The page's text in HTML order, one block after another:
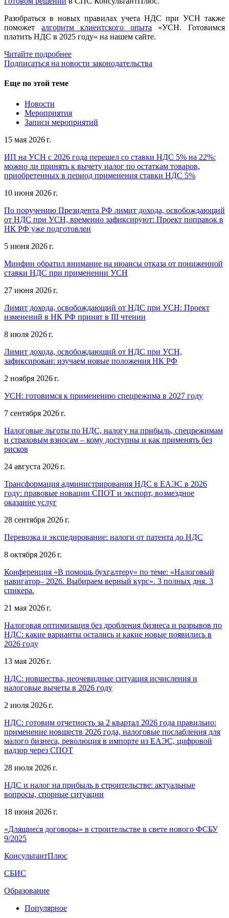
Разобраться в новых правилах учета НДС при УСН также
поможет алгоритм клиентского опыта «УСН. Готовимся
платить НДС в 2025 году» на нашем сайте.
Читайте подробнее
Подписаться на новости законодательства
Еще по этой теме
Новости
Мероприятия
Записи мероприятий
15 мая 2026 г.
ИП на УСН с 2026 года перешел со ставки НДС 5% на 22%:
можно ли принять к вычету налог по остаткам товаров,
приобретенных в период применения ставки НДС 5%
10 июня 2026 г.
По поручению Президента РФ лимит дохода, освобождающий
от НДС при УСН, временно зафиксируют: Проект поправок в
НК РФ уже подготовлен
5 июня 2026 г.
Минфин обратил внимание на нюансы отказа от пониженной
ставки НДС при применении УСН
27 июня 2026 г.
Лимит дохода, освобождающий от НДС при УСН: Проект
изменений в НК РФ принят в III чтении
8 июля 2026 г.
Лимит дохода, освобождающий от НДС при УСН,
зафиксирован: изучаем новые положения НК РФ
2 ноября 2026 г.
УСН: готовимся к применению спецрежима в 2027 году
7 сентября 2026 г.
Налоговые льготы по НДС, налогу на прибыль, спецрежимам
и страховым взносам – кому доступны и как применять без
рисков
24 августа 2026 г.
Трансформация администрирования НДС в ЕАЭС в 2026
году: правовые новации СПОТ и экспорт, возмездное
оказание услуг
28 сентября 2026 г.
Перевозка и экспедирование: налоги от патента до НДС
8 октября 2026 г.
Конференция «В помощь бухгалтеру» по теме: «Налоговый
навигатор– 2026. Выбираем верный курс». 3 полных дня. 3
спикера.
21 мая 2026 г.
Налоговая оптимизация без дробления бизнеса и разрывов по
НДС: какие варианты остались и какие новые появились в
2026 году
13 мая 2026 г.
НДС: новшества, неочевидные ситуация исчисления и
налоговые вычеты в 2026 году
2 июля 2026 г.
НДС: готовим отчетность за 2 квартал 2026 года правильно:
применение новшеств 2026 года, налоговые послабления для
малого бизнеса, революция в импорте из ЕАЭС, цифровой
надзор через СПОТ
28 июля 2026 г.
НДС и налог на прибыль в строительстве: актуальные
вопросы, спорные ситуации
18 июня 2026 г.
«Длящиеся договоры» в строительстве в свете нового ФСБУ
9/2025
КонсультантПлюс
СБИС
Образование
Популярное